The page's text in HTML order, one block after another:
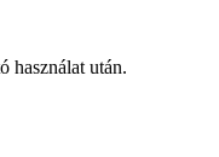
használat után.